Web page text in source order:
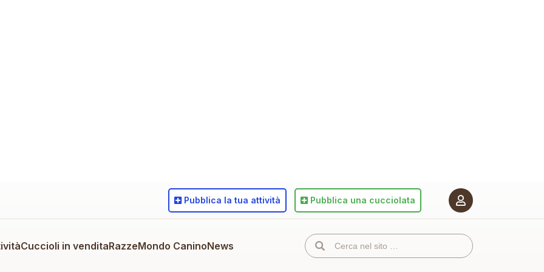
Cuccioli in venditaRazzeMondo CaninoNews
Pubblica la tua attività Pubblica una cucciolata